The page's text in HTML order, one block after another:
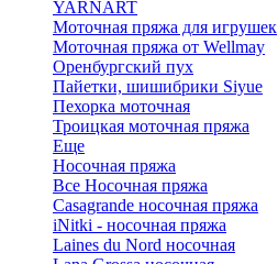
YARNART
Моточная пряжа для игрушек
Моточная пряжа от Wellmay
Оренбургский пух
Пайетки, шишибрики Siyue
Пехорка моточная
Троицкая моточная пряжа
Еще
Носочная пряжа
Все Носочная пряжа
Casagrande носочная пряжа
iNitki - носочная пряжа
Laines du Nord носочная